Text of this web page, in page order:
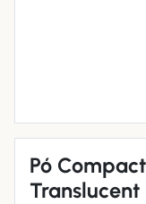
Pó
Translucent